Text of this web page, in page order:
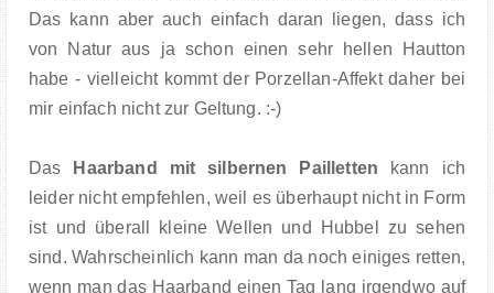
Das kann aber auch einfach daran liegen, dass ich
von Natur aus ja schon einen sehr hellen Hautton
habe - vielleicht kommt der Porzellan-Affekt daher bei
mir einfach nicht zur Geltung. :-)
Das Haarband mit silbernen Pailletten kann ich
leider nicht empfehlen, weil es überhaupt nicht in Form
ist und überall kleine Wellen und Hubbel zu sehen
sind. Wahrscheinlich kann man da noch einiges retten,
wenn man das Haarband einen Tag lang irgendwo auf